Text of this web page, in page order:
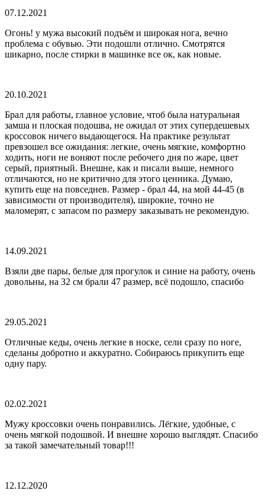
07.12.2021
Огонь! у мужа высокий подъём и широкая нога, вечно
проблема с обувью. Эти подошли отлично. Смотрятся
шикарно, после стирки в машинке все ок, как новые.
20.10.2021
Брал для работы, главное условие, чтоб была натуральная
замша и плоская подошва, не ожидал от этих супердешевых
кроссовок ничего выдающегося. На практике результат
превзошел все ожидания: легкие, очень мягкие, комфортно
ходить, ноги не воняют после ребочего дня по жаре, цвет
серый, приятный. Внешне, как и писали выше, немного
отличаются, но не критично для этого ценника. Думаю,
купить еще на повседнев. Размер - брал 44, на мой 44-45 (в
зависимости от производителя), широкие, точно не
маломерят, с запасом по размеру заказывать не рекомендую.
14.09.2021
Взяли две пары, белые для прогулок и синие на работу, очень
довольны, на 32 см брали 47 размер, всё подошло, спасибо
29.05.2021
Отличные кеды, очень легкие в носке, сели сразу по ноге,
сделаны добротно и аккуратно. Собираюсь прикупить еще
одну пару.
02.02.2021
Мужу кроссовки очень понравились. Лёгкие, удобные, с
очень мягкой подошвой. И внешне хорошо выглядят. Спасибо
за такой замечательный товар!!!
12.12.2020